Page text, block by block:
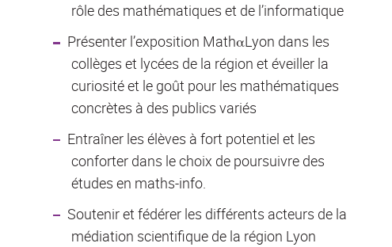
rôle des mathématiques et de l’informatique
Présenter l’exposition MathαLyon dans les
collèges et lycées de la région et éveiller la
curiosité et le goût pour les mathématiques
concrètes à des publics variés
Entraîner les élèves à fort potentiel et les
conforter dans le choix de poursuivre des
études en maths-info.
Soutenir et fédérer les différents acteurs de la
médiation scientifique de la région Lyon